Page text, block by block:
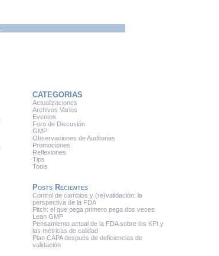
CATEGORIAS
Actualizaciones
Archivos Varios
Eventos
Foro de Discusión
GMP
Observaciones de Auditorias
Promociones
Reflexiones
Tips
Tools
Posts Recientes
Control de cambios y (re)validación: la
perspectiva de la FDA
Pitch: el que pega primero pega dos veces
Lean GMP
Pensamiento actual de la FDA sobre los KPI y
las métricas de calidad
Plan CAPA después de deficiencias de
validación